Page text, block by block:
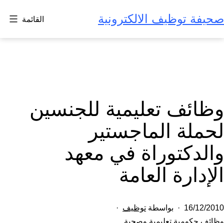
إلى
المحتوى
صحيفة توظيف الالكترونية القائمة
وظائف تعليمية للجنسين
لحملة الماجستير
والدكتوراة في معهد
الإدارة العامة
تم
النشر
16/12/2010 بواسطة توظيف
مصنف
وظائف حكومية تعليمية وصحية